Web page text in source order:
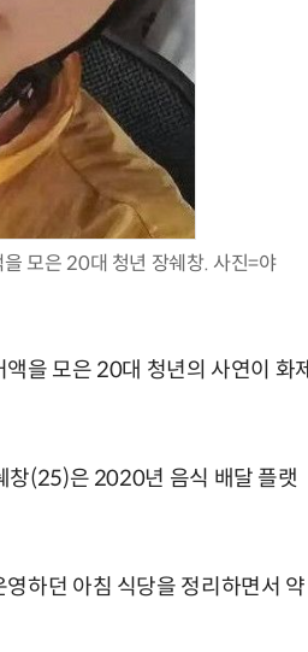
모은 20대 청년 장쉐창. 사진=야
을 모은 20대 청년의 사연이 화제
창(25)은 2020년 음식 배달 플랫
하던 아침 식당을 정리하면서 약